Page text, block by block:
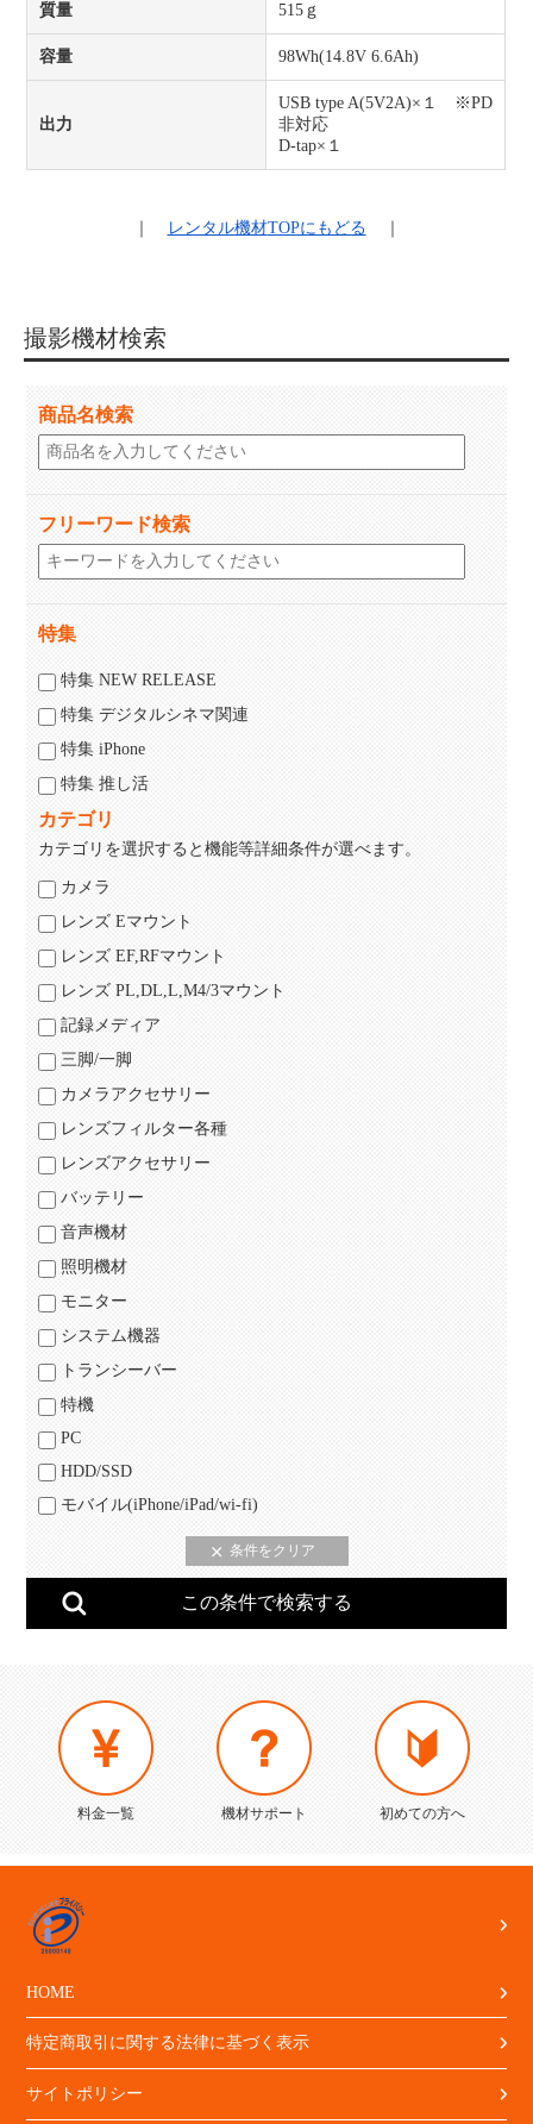
質量 515ｇ
容量 98Wh(14.8V 6.6Ah)
出力
USB type A(5V2A)×１ ※PD
非対応
D-tap×１
レンタル機材TOPにもどる
撮影機材検索
商品名検索
フリーワード検索
特集
特集 NEW RELEASE
特集 デジタルシネマ関連
特集 iPhone
特集 推し活
カテゴリ
カテゴリを選択すると機能等詳細条件が選べます。
カメラ
レンズ Eマウント
レンズ EF,RFマウント
レンズ PL,DL,L,M4/3マウント
記録メディア
三脚/一脚
カメラアクセサリー
レンズフィルター各種
レンズアクセサリー
バッテリー
音声機材
照明機材
モニター
システム機器
トランシーバー
特機
PC
HDD/SSD
モバイル(iPhone/iPad/wi-fi)
料金一覧 機材サポート 初めての方へ
HOME
特定商取引に関する法律に基づく表示
サイトポリシー